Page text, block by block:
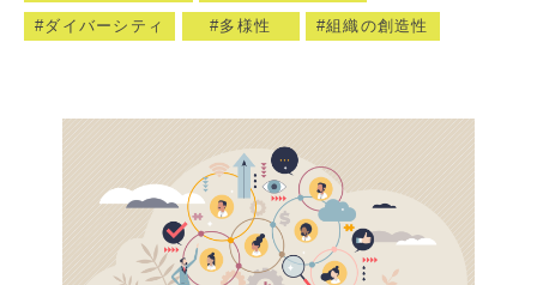
ダイバーシティ 多様性 組織の創造性